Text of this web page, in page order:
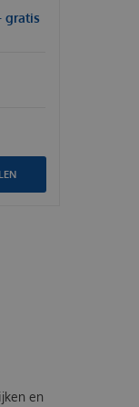
gratis
en